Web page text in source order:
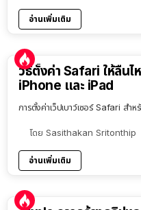
อ่านเพิ่มเติม
วิธีตั้งค่า Safari ให้ลื่นไ
iPhone และ iPad
การตั้งค่าเว็ปเบาว์เซอร์ Safari ส
โดย Sasithakan Sritonthip
อ่านเพิ่มเติม